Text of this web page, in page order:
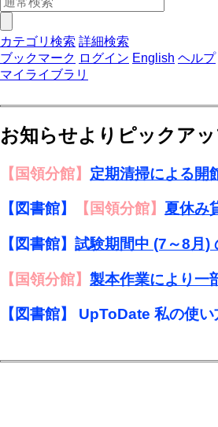
カテゴリ検索 詳細検索
ブックマーク ログイン English ヘルプ
マイライブラリ
お知らせよりピックア
【国領分館】 定期清掃による開
【図書館】 【国領分館】 夏休み
【図書館】 試験期間中 (7～8月)
【国領分館】 製本作業により一
【図書館】 UpToDate 私の使